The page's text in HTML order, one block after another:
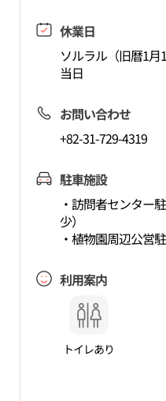
休業日
ソルラル（旧暦1月
当日
お問い合わせ
+82-31-729-4319
駐車施設
・訪問者センター
少）
・植物園周辺公営
利用案内
トイレあり